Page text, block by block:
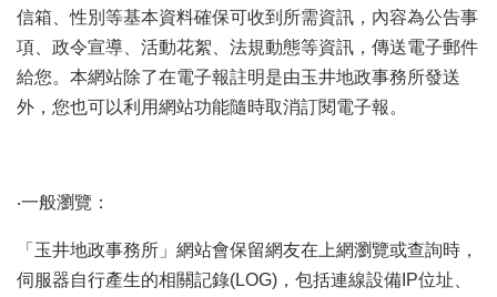
服
地
籍
價
錄
未
信箱、性別等基本資料確保可收到所需資訊，內容為公告事
項、政令宣導、活動花絮、法規動態等資訊，傳送電子郵件
給您。本網站除了在電子報註明是由玉井地政事務所發送
外，您也可以利用網站功能隨時取消訂閱電子報。
‧一般瀏覽：
「玉井地政事務所」網站會保留網友在上網瀏覽或查詢時，
伺服器自行產生的相關記錄(LOG)，包括連線設備IP位址、